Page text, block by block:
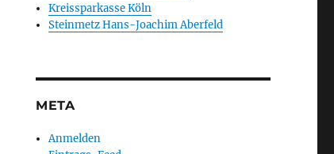
Kreissparkasse Köln
Steinmetz Hans-Joachim Aberfeld
META
Anmelden